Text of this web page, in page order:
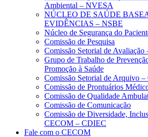
Ambiental – NVESA
NÚCLEO DE SAÚDE
EVIDÊNCIAS – NSBE
Núcleo de Segurança do
Comissão de Pesquisa
Comissão Setorial de Avaliação
Grupo de Trabalho de
Promoção à Saúde
Comissão Setorial de Arquivo
Comissão de Prontuários
Comissão de Qualidade
Comissão de Comunicação
Comissão de Diversidade,
CECOM – CDIEC
Fale com o CECOM